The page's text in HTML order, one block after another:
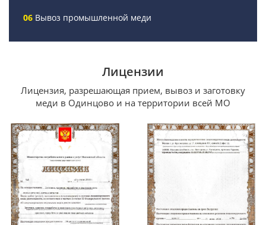
Вывоз промышленной меди
Лицензии
Лицензия, разрешающая прием, вывоз и заготовку
меди в Одинцово и на территории всей МО